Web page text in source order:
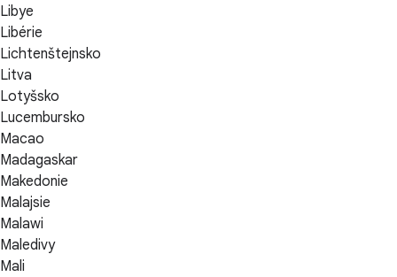
Libye
Libérie
Lichtenštejnsko
Litva
Lotyšsko
Lucembursko
Macao
Madagaskar
Makedonie
Malajsie
Malawi
Maledivy
Mali